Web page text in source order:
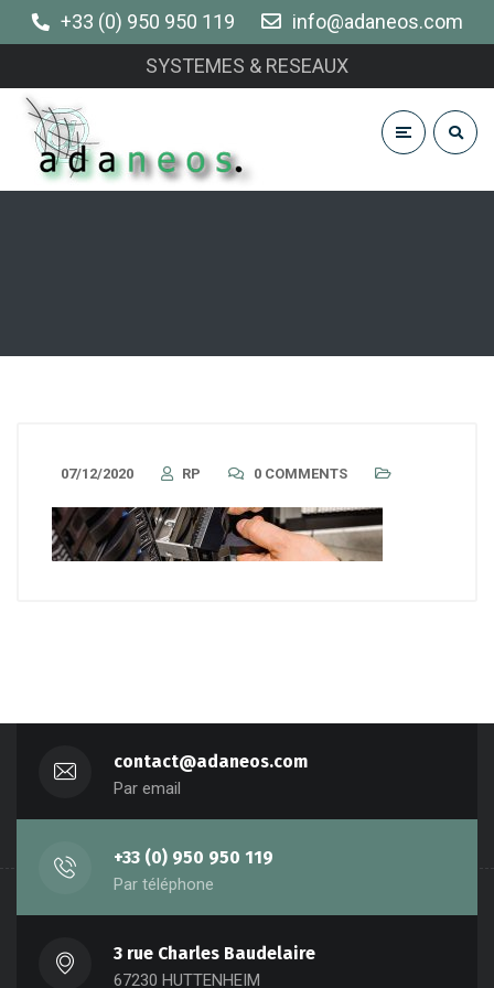
+33 (0) 950 950 119
info@adaneos.com
SYSTEMES & RESEAUX
07/12/2020 RP 0 COMMENTS
contact@adaneos.com
Par email
+33 (0) 950 950 119
Par téléphone
3 rue Charles Baudelaire
67230 HUTTENHEIM